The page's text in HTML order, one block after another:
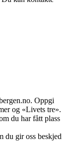
Oppgi
og «Livets tre».
du har fått plass
du gir oss beskjed